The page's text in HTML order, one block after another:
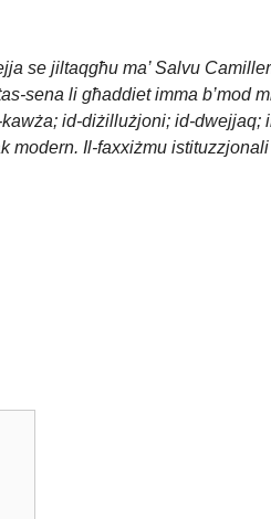
se jiltaqgħu ma’ Salvu
sena li għaddiet imma
kawża; id-diżillużjoni; id-
Il-faxxiżmu